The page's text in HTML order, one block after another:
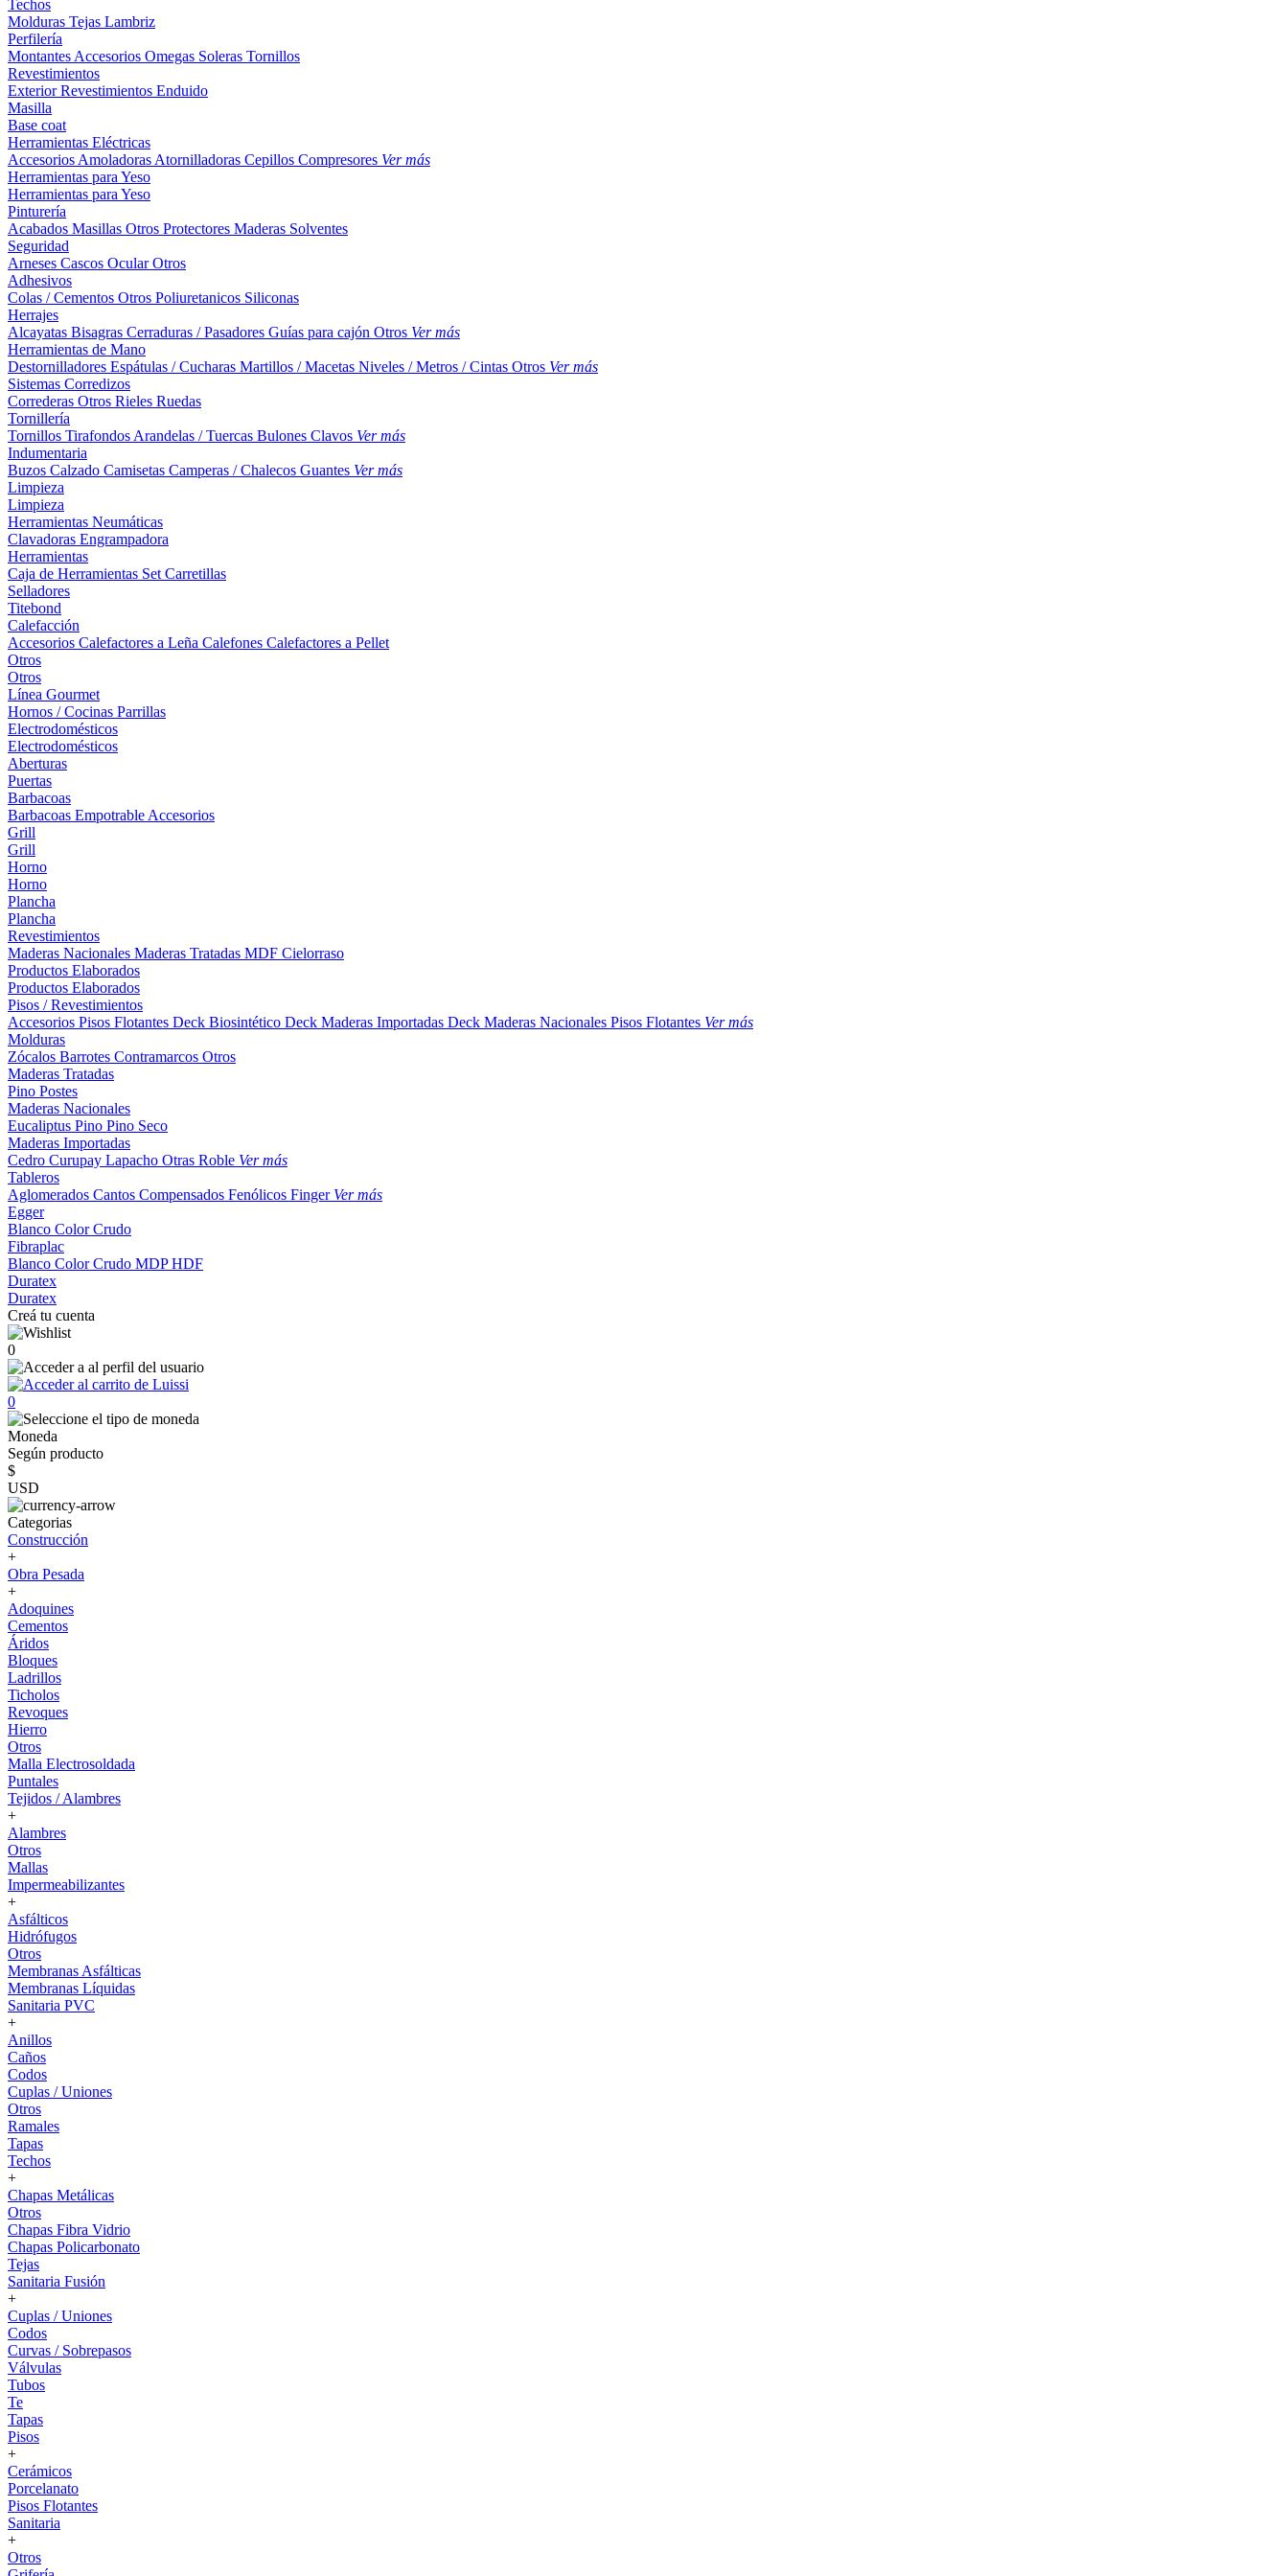
Techos
Molduras Tejas Lambriz
Perfilería
Montantes Accesorios Omegas Soleras Tornillos
Revestimientos
ExteriorRevestimientos Enduido
Masilla
Base coat
Herramientas Eléctricas
Accesorios Amoladoras Atornilladoras Cepillos Compresores Ver más
Herramientas para Yeso
Herramientas para Yeso
Pinturería
Acabados Masillas Otros Protectores Maderas Solventes
Seguridad
Arneses Cascos OcularOtros
Adhesivos
Colas / Cementos Otros Poliuretanicos Siliconas
Herrajes
Alcayatas Bisagras Cerraduras / Pasadores Guías para cajón Otros Ver más
Herramientas de Mano
Destornilladores Espátulas / Cucharas Martillos / Macetas Niveles / Metros / Cintas Otros Ver más
Sistemas Corredizos
Correderas Otros Rieles Ruedas
Tornillería
Tornillos Tirafondos Arandelas / Tuercas Bulones Clavos Ver más
Indumentaria
Buzos Calzado Camisetas Camperas / Chalecos Guantes Ver más
Limpieza
Limpieza
Herramientas Neumáticas
Clavadoras Engrampadora
Herramientas
Caja de Herramientas Set Carretillas
Selladores
Titebond
Calefacción
Accesorios Calefactores a Leña Calefones Calefactores a Pellet
Otros
Otros
Línea Gourmet
Hornos / Cocinas Parrillas
Electrodomésticos
Electrodomésticos
Aberturas
Puertas
Barbacoas
Barbacoas Empotrable Accesorios
Grill
Grill
Horno
Horno
Plancha
Plancha
Revestimientos
Maderas Nacionales Maderas Tratadas MDF Cielorraso
Productos Elaborados
Productos Elaborados
Pisos / Revestimientos
Accesorios Pisos Flotantes Deck Biosintético Deck Maderas Importadas Deck Maderas Nacionales Pisos Flotantes Ver más
Molduras
Zócalos Barrotes Contramarcos Otros
Maderas Tratadas
Pino Postes
Maderas Nacionales
Eucaliptus Pino Pino Seco
Maderas Importadas
Cedro Curupay Lapacho Otras Roble Ver más
Tableros
Aglomerados Cantos Compensados Fenólicos Finger Ver más
Egger
Blanco ColorCrudo
Fibraplac
Blanco ColorCrudo MDPHDF
Duratex
Duratex
Creá tu cuenta
0
0
Moneda
Según producto
$
USD
Categorias
Construcción
+
Obra Pesada
+
Adoquines
Cementos
Áridos
Bloques
Ladrillos
Ticholos
Revoques
Hierro
Otros
Malla Electrosoldada
Puntales
Tejidos / Alambres
+
Alambres
Otros
Mallas
Impermeabilizantes
+
Asfálticos
Hidrófugos
Otros
Membranas Asfálticas
Membranas Líquidas
Sanitaria PVC
+
Anillos
Caños
Codos
Cuplas / Uniones
Otros
Ramales
Tapas
Techos
+
Chapas Metálicas
Otros
Chapas Fibra Vidrio
Chapas Policarbonato
Tejas
Sanitaria Fusión
+
Cuplas / Uniones
Codos
Curvas / Sobrepasos
Válvulas
Tubos
Te
Tapas
Pisos
+
Cerámicos
Porcelanato
Pisos Flotantes
Sanitaria
+
Otros